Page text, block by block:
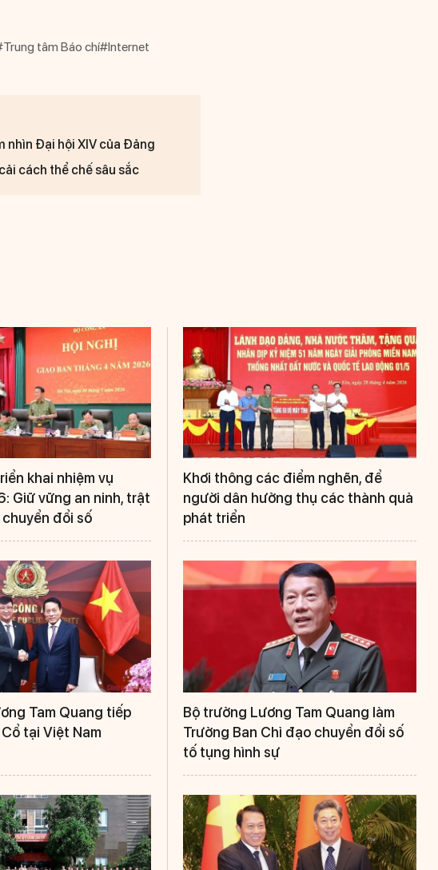
tâm Báo chí#Internet
nhìn Đại hội XIV của Đảng
cách thể chế sâu sắc
khai nhiệm vụ
Giữ vững an ninh, trật
đổi số
Khơi thông các điểm nghẽn, để
người dân hưởng thụ các thành quả
phát triển
Tam Quang tiếp
tại Việt Nam
Bộ trưởng Lương Tam Quang làm
Trưởng Ban Chỉ đạo chuyển đổi số
tố tụng hình sự